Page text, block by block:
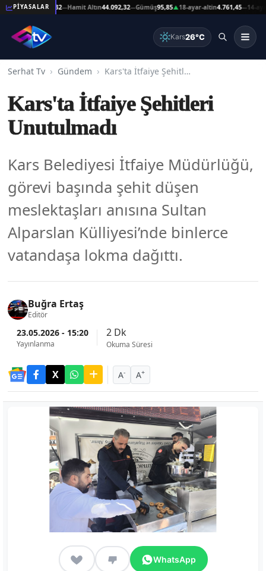
PİYASALAR
44.092,32—Hamit Altın44.092,32—Gümüş95,85▲18-ayar-altin4.761,45—14-ayar-altin
Kars26°C
Serhat Tv Gündem Kars'ta İtfaiye Şehitleri Unutulmadı
Kars'ta İtfaiye Şehitleri
Unutulmadı
Kars Belediyesi İtfaiye Müdürlüğü,
görevi başında şehit düşen
meslektaşları anısına Sultan
Alparslan Külliyesi’nde binlerce
vatandaşa lokma dağıttı.
Buğra Ertaş
Editör
23.05.2026 - 15:20
Yayınlanma
2 Dk
Okuma Süresi
A- A+
WhatsApp